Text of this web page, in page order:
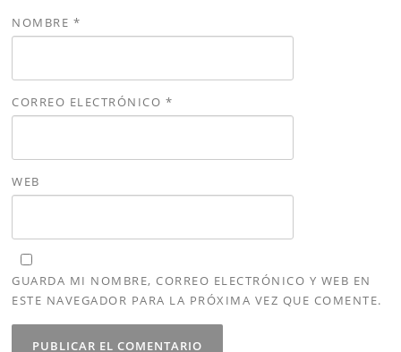
NOMBRE *
CORREO ELECTRÓNICO *
WEB
GUARDA MI NOMBRE, CORREO ELECTRÓNICO Y WEB EN
ESTE NAVEGADOR PARA LA PRÓXIMA VEZ QUE COMENTE.